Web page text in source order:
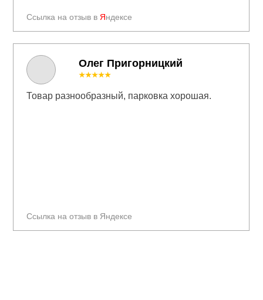
Олег Пригорницкий
Ссылка на отзыв в Яндексе
Ссылка на отзыв в Яндексе
★★★★★
Товар разнообразный, парковка хорошая.